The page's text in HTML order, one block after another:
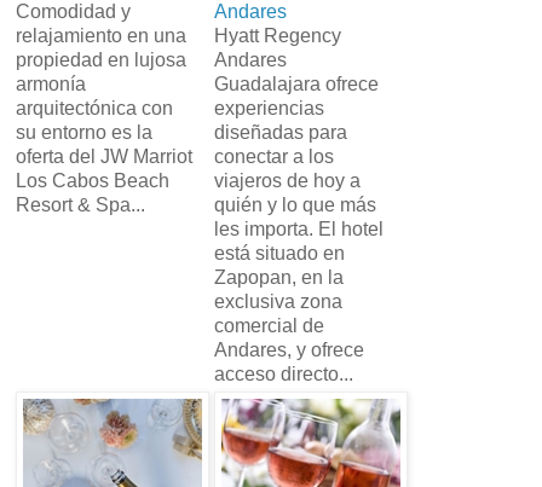
Comodidad y
relajamiento en una
propiedad en lujosa
armonía
arquitectónica con
su entorno es la
oferta del JW Marriot
Los Cabos Beach
Resort & Spa...
Andares
Hyatt Regency
Andares
Guadalajara ofrece
experiencias
diseñadas para
conectar a los
viajeros de hoy a
quién y lo que más
les importa. El hotel
está situado en
Zapopan, en la
exclusiva zona
comercial de
Andares, y ofrece
acceso directo...